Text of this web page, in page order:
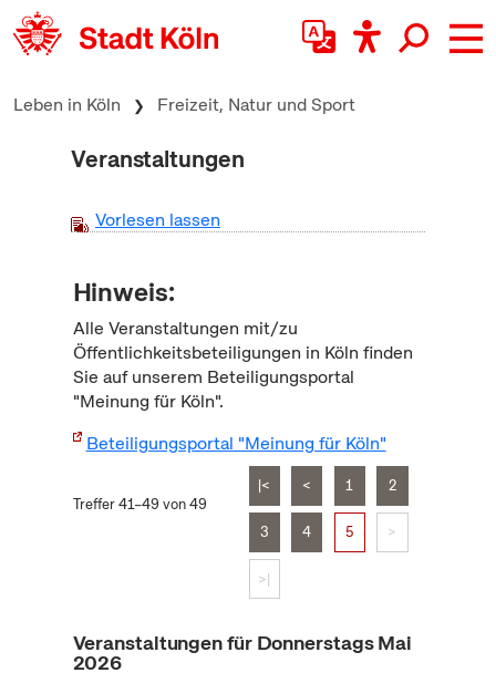
zum Inhalt springen
Leben in Köln Freizeit, Natur und Sport
Veranstaltungen
Vorlesen lassen
Hinweis:
Alle Veranstaltungen mit/zu
Öffentlichkeitsbeteiligungen in Köln finden
Sie auf unserem Beteiligungsportal
"Meinung für Köln".
Beteiligungsportal "Meinung für Köln"
Treffer 41–49 von 49
|< < 1 2
3 4 5 >
>|
Veranstaltungen für Donnerstags Mai
2026